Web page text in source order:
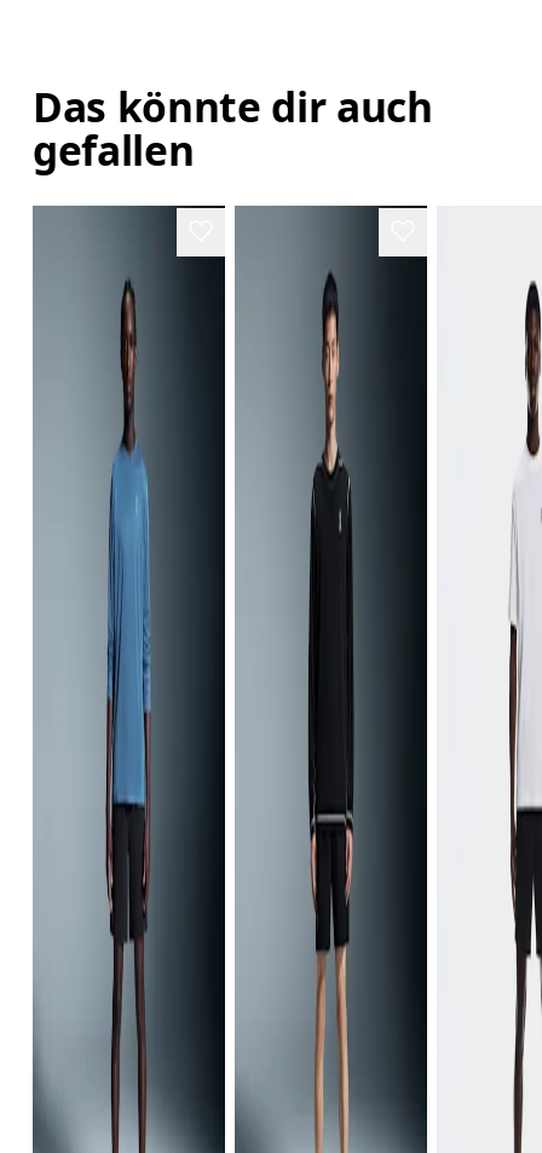
Das könnte dir auch
gefallen